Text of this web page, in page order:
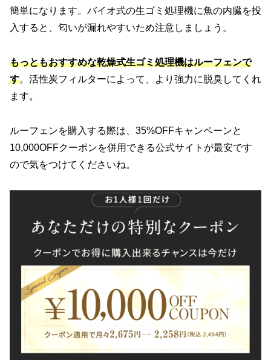
簡単になります。バイオ式の生ゴミ処理機に魚の内臓を投
入すると、匂いが漏れやすいため注意しましょう。
もっともおすすめな乾燥式生ゴミ処理機はルーフェンで
す。活性炭フィルターによって、より強力に脱臭してくれ
ます。
ルーフェンを購入する際は、35%OFFキャンペーンと
10,000OFFクーポンを併用できる公式サイトが最安です
ので気をつけてくださいね。